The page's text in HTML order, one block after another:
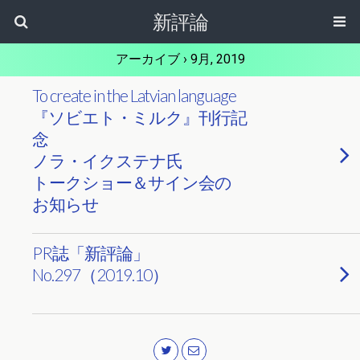
新評論
アーカイブ › 9月, 2019
To create in the Latvian language
『ソビエト・ミルク』刊行記
念
ノラ・イクステナ氏
トークショー＆サイン会の
お知らせ
PR誌「新評論」
No.297（2019.10）